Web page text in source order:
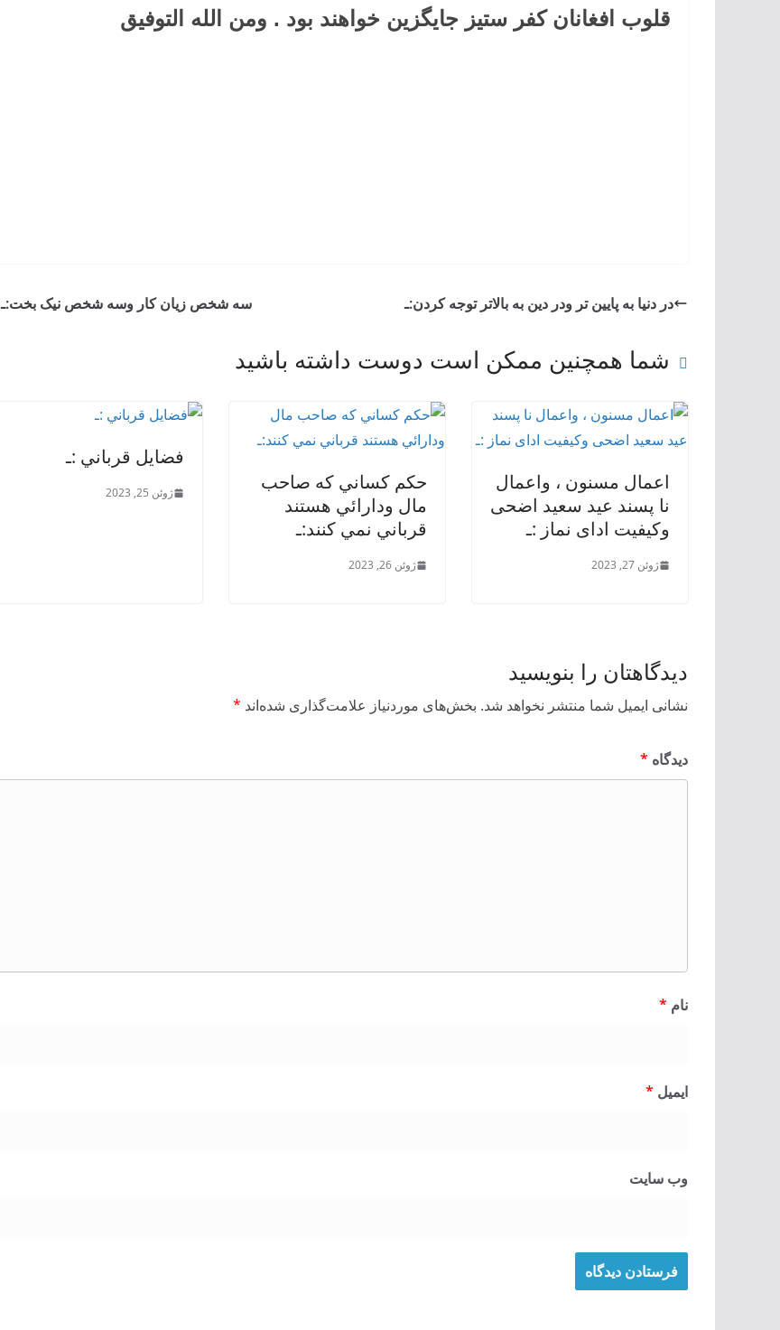
قلوب افغانان كفر ستيز جايگزين خواهند بود . ومن الله التوفیق
در دنیا به پایین تر ودر دین به بالاتر توجه کردن:ـ سه شخص زیان کار وسه شخص نیک بخت:ـ
شما همچنین ممکن است دوست داشته باشید
اعمال مسنون ، واعمال
نا پسند عید سعید اضحی
وکیفیت ادای نماز :ـ
ژوئن 27, 2023
حکم كساني كه صاحب
مال ودارائي هستند
قرباني نمي كنند:ـ
ژوئن 26, 2023
فضايل قرباني :ـ
ژوئن 25, 2023
دیدگاهتان را بنویسید
نشانی ایمیل شما منتشر نخواهد شد. بخش‌های موردنیاز علامت‌گذاری شده‌اند *
دیدگاه *
نام *
ایمیل *
وب‌ سایت